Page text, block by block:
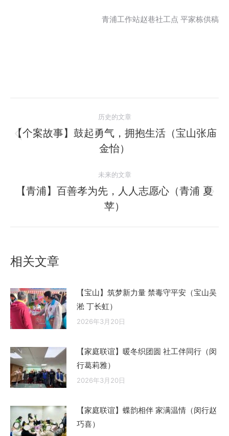
青浦工作站赵巷社工点 平家栋供稿
章
历史的文章
历
史
章：
【个案故事】鼓起勇气，拥抱生活（宝山张庙
金怡）
未来的文章
未
来
的
【青浦】百善孝为先，人人志愿心（青浦 夏
苹）
相关文章
【宝山】筑梦新力量 禁毒守平安（宝山吴
淞 丁长虹）
2026年3月20日
【家庭联谊】暖冬织团圆 社工伴同行（闵
行葛莉雅）
2026年3月20日
【家庭联谊】蝶韵相伴 家满温情（闵行赵
巧喜）